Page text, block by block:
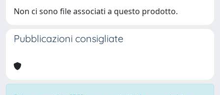
Non ci sono file associati a questo prodotto.
Pubblicazioni consigliate